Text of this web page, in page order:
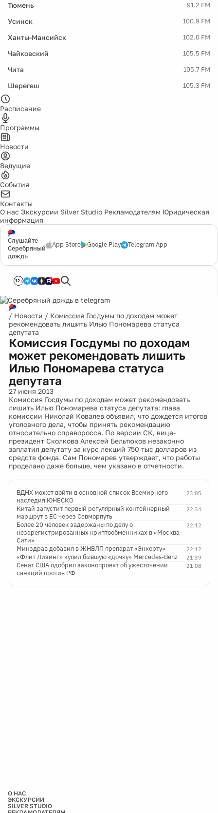
Тюмень 91.2 FM
Усинск 100.9 FM
Ханты-Мансийск 102.0 FM
Чайковский 105.5 FM
Чита 105.7 FM
Шерегеш 105.3 FM
Расписание
Программы
Новости
Ведущие
События
Контакты
О нас Экскурсии Silver Studio Рекламодателям Юридическая
информация
Слушайте
Серебряный
дождь
App Store Google Play Telegram App
12+
/ Новости / Комиссия Госдумы по доходам может
рекомендовать лишить Илью Пономарева статуса
депутата
Комиссия Госдумы по доходам
может рекомендовать лишить
Илью Пономарева статуса
депутата
27 июня 2013
Комиссия Госдумы по доходам может рекомендовать
лишить Илью Пономарева статуса депутата: глава
комиссии Николай Ковалев объявил, что дождется итогов
уголовного дела, чтобы принять рекомендацию
относительно справоросса. По версии СК, вице-
президент Сколкова Алексей Бельтюков незаконно
заплатил депутату за курс лекций 750 тыс долларов из
средств фонда. Сам Пономарев утверждает, что работы
проделано даже больше, чем указано в отчетности.
23:05
ВДНХ может войти в основной список Всемирного
наследия ЮНЕСКО
22:34
Китай запустит первый регулярный контейнерный
маршрут в ЕС через Севморпуть
22:12
Более 20 человек задержаны по делу о
незарегистрированных криптообменниках в «Москва-
Сити»
22:12
Минздрав добавил в ЖНВЛП препарат «Энхерту»
21:39
«Флит Лизинг» купил бывшую «дочку» Mercedes-Benz
21:08
Сенат США одобрил законопроект об ужесточении
санкций против РФ
О НАС
ЭКСКУРСИИ
SILVER STUDIO